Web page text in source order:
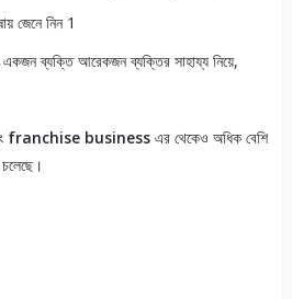
ব্যক্তি আরেকজন ব্যক্তির সাহায্য নিয়ে,
franchise businessএর থেকেও অধিক বেশি